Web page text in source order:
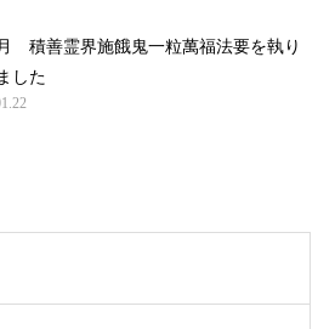
積善霊界施餓鬼一粒萬福法要を執り
した